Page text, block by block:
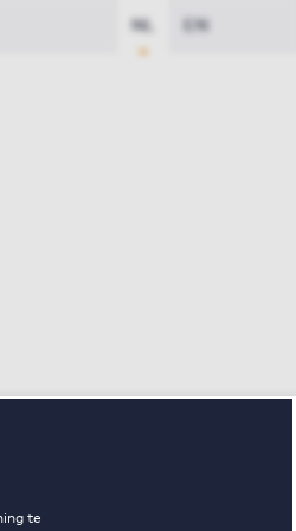
te
NL EN